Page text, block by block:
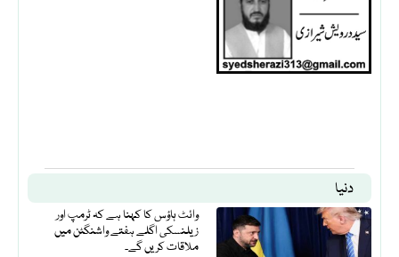
دنیا
وائٹ ہاؤس کا کہنا ہے کہ ٹرمپ اور
زیلنسکی اگلے ہفتے واشنگٹن میں
ملاقات کریں گے۔